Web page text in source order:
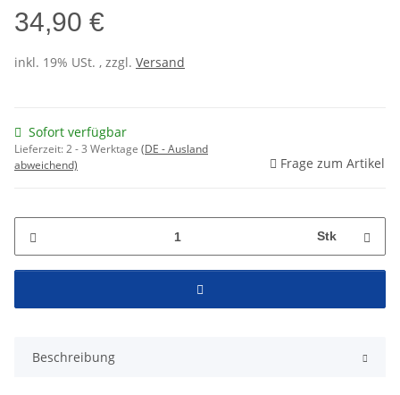
34,90 €
inkl. 19% USt. , zzgl. Versand
Sofort verfügbar
Lieferzeit:2 - 3 Werktage (DE - Ausland
abweichend)
Frage zum Artikel
Stk
Beschreibung